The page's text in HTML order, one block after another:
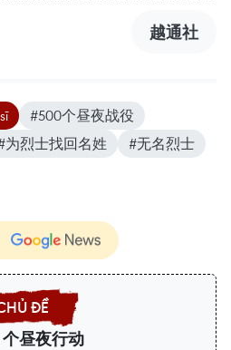
越通社
#500个昼夜战役
为烈士找回名姓 #无名烈士
昼夜行动